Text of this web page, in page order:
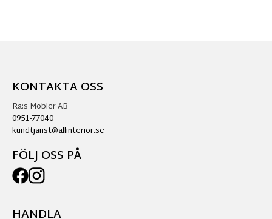
KONTAKTA OSS
Ra:s Möbler AB
0951-77040
kundtjanst@allinterior.se
FÖLJ OSS PÅ